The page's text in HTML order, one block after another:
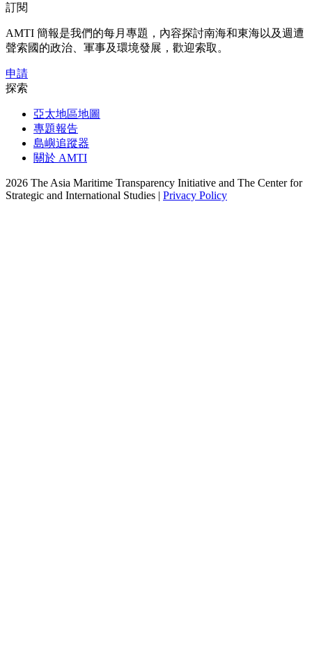
訂閱
AMTI 簡報是我們的每月專題，內容探討南海和東海以及週遭
聲索國的政治、軍事及環境發展，歡迎索取。
申請
探索
亞太地區地圖
專題報告
島嶼追蹤器
關於 AMTI
2026 The Asia Maritime Transparency Initiative and The Center for
Strategic and International Studies | Privacy Policy